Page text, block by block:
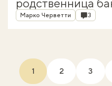
родственница
Автор
Марко Черветти 3
1(current)
2 3